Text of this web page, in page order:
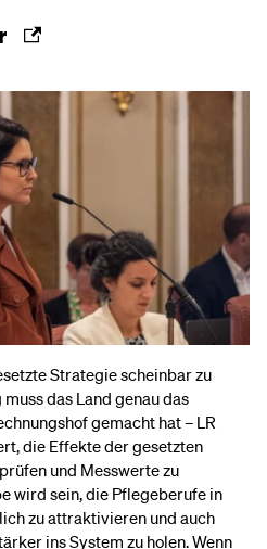
Strategie scheinbar zu
das Land genau das
gemacht hat – LR
die Effekte der gesetzten
und Messwerte zu
wird sein, die Pflegeberufe in
zu attraktivieren und auch
ins System zu holen. Wenn